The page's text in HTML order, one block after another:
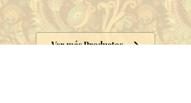
Ver más Productos